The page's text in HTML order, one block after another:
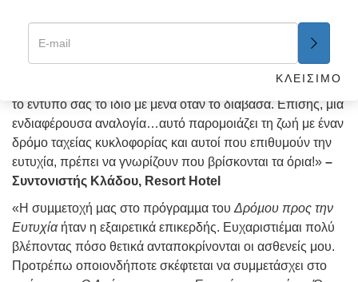
διάβασα και πιστεύω στις αρχές που διαπραγματεύεται το
βιβλιαράκι σας. Οι εικοσιμία αρχές είναι πραγματικά
συναφείς με τον σημερινό τρόπο ζωής και πιστεύω ότι
πολλοί από τους φιλοξενούμενούς μας θα αισθάνονται για
το έντυπο σας το ίδιο με μένα όταν το διάβασα. Επίσης, μια
ενδιαφέρουσα αναλογία…αυτό παρομοιάζει τη ζωή με έναν
δρόμο ταχείας κυκλοφορίας και αυτοί που επιθυμούν την
ευτυχία, πρέπει να γνωρίζουν που βρίσκονται τα όρια!» –
Συντονιστής Κλάδου, Resort Hotel
«Η συµµετοχή µας στο πρόγραµµα του Δρόµου προς την
Ευτυχίαήταν η εξαιρετικά επικερδής. Ευχαριστιέμαι πολύ
βλέποντας πόσο θετικά ανταποκρίνονται οι ασθενείς μου.
Προτρέπω οποιονδήποτε σκέφτεται να συμμετάσχει στο
ΚΛΕΙΣΙΜΟ